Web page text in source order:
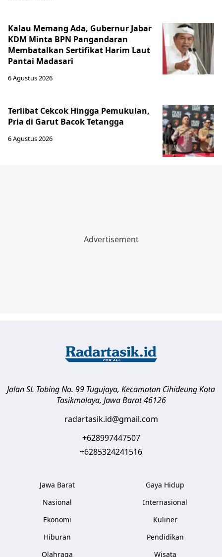
Kalau Memang Ada, Gubernur Jabar
KDM Minta BPN Pangandaran
Membatalkan Sertifikat Harim Laut
Pantai Madasari
6 Agustus 2026
Terlibat Cekcok Hingga Pemukulan,
Pria di Garut Bacok Tetangga
6 Agustus 2026
Jalan SL Tobing No. 99 Tugujaya, Kecamatan CihideungKota
Tasikmalaya, Jawa Barat 46126
radartasik.id@gmail.com
+628997447507
+6285324241516
Jawa Barat
Nasional
Ekonomi
Hiburan
Olahraga
Gaya Hidup
Internasional
Kuliner
Pendidikan
Wisata